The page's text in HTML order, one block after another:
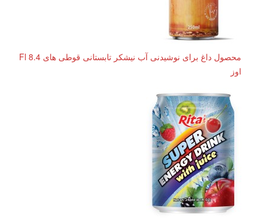
محصول داغ برای نوشیدنی آب نیشکر تابستانی قوطی های 8.4 Fl
اوز